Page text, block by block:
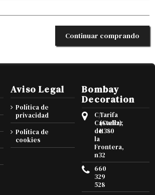
Continuar comprando
Aviso Legal
Política de
privacidad
Política de
cookies
Bombay
Decoration
C/
Castellar
de
la
Frontera,
n32
Tarifa
(Cadiz),
11380
660
329
528